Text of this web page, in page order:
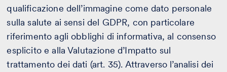
qualificazione dell’immagine come dato personale
sulla salute ai sensi del GDPR, con particolare
riferimento agli obblighi di informativa, al consenso
esplicito e alla Valutazione d’Impatto sul
trattamento dei dati (art. 35). Attraverso l’analisi dei